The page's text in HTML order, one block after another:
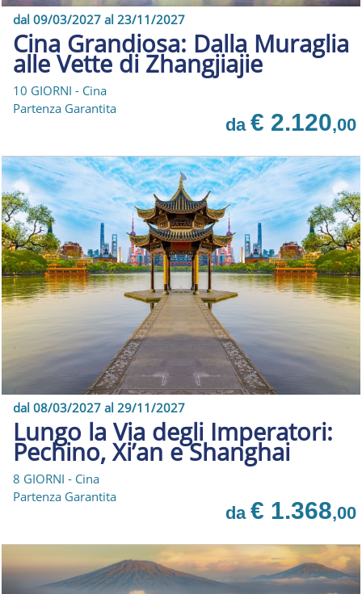
dal 09/03/2027 al 23/11/2027
Cina Grandiosa: Dalla Muraglia
alle Vette di Zhangjiajie
10 GIORNI - Cina
Partenza Garantita
da € 2.120,00
dal 08/03/2027 al 29/11/2027
Lungo la Via degli Imperatori:
Pechino, Xi’an e Shanghai
8 GIORNI - Cina
Partenza Garantita
da € 1.368,00